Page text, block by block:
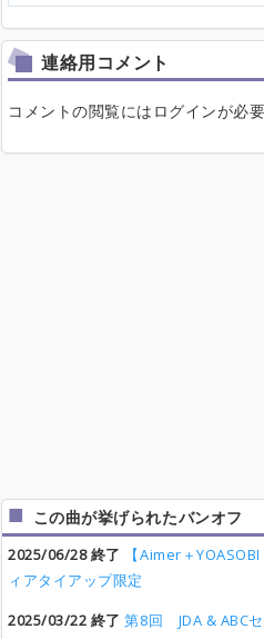
連絡用コメント
コメントの閲覧にはログインが必要
この曲が挙げられたバンオフ
2025/06/28 終了
【Aimer＋
ィアタイアップ限定
2025/03/22 終了 第8回 JDA & ABC